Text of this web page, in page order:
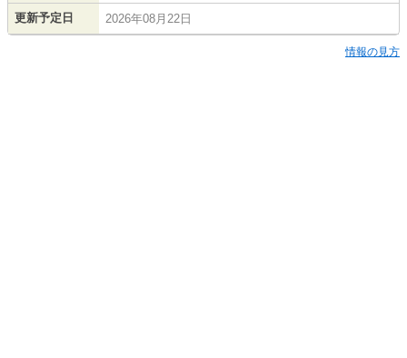
更新予定日 2026年08月22日
情報の見方